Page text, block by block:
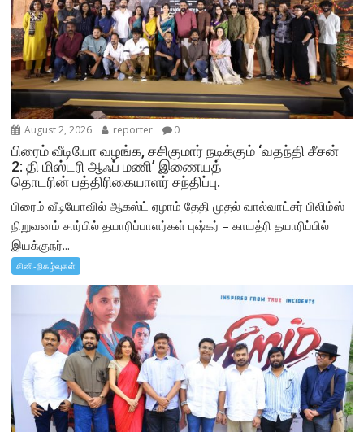
August 2, 2026 reporter 0
பிரைம் வீடியோ வழங்க, சசிகுமார் நடிக்கும் ‘வதந்தி சீசன்
2: தி மிஸ்டரி ஆஃப் மணி’ இணையத்
தொடரின் பத்திரிகையாளர் சந்திப்பு.
பிரைம் வீடியோவில் ஆகஸ்ட் ஏழாம் தேதி முதல் வால்வாட்சர் பிலிம்ஸ்
நிறுவனம் சார்பில் தயாரிப்பாளர்கள் புஷ்கர் – காயத்ரி தயாரிப்பில்
இயக்குநர்...
சினி-நிகழ்வுகள்